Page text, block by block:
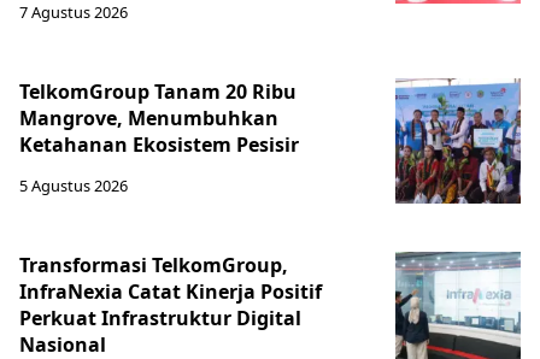
7 Agustus 2026
TelkomGroup Tanam 20 Ribu
Mangrove, Menumbuhkan
Ketahanan Ekosistem Pesisir
5 Agustus 2026
Transformasi TelkomGroup,
InfraNexia Catat Kinerja Positif
Perkuat Infrastruktur Digital
Nasional